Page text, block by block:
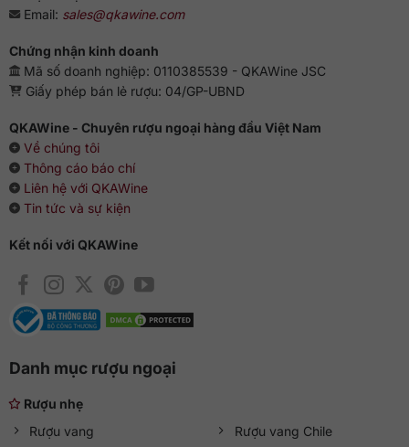
quan trọng.
Tiệc sang trọng
khai trương quy mô lớn.
Sưu tầm: Gold Line là viên ngọc quý cho bộ sưu tập
vodka cao cấp của bất kỳ ai.
Ngoài Gold Line,QKAWinephân phối chính hãng đầy đủ
các dòng sản phẩm rượu Vodka Beluga tại Việt Nam
giá cạnh tranh cùng nhiều uư đãi hấp dẫn. Tham khảo thêm:
Bảng giá rượu Vodka Beluga Gold Line mới nhất
Bảng thông tin chi tiết sản phẩm rượu
Vodka Beluga Gold Line 700ml
THÔNG TIN
Xuất xứ
Thương hiệu
Loại rượu
Nguyên liệu chính Lúa mì, mạch nha, nước ngầm Siberia
Email: sales@qkawine.com
Chứng nhận kinh doanh
Mã số doanh nghiệp: 0110385539 - QKAWine JSC
Giấy phép bán lẻ rượu: 04/GP-UBND
QKAWine - Chuyên rượu ngoại hàng đầu Việt Nam
Về chúng tôi
Thông cáo báo chí
Liên hệ với QKAWine
Tin tức và sự kiện
Kết nối với QKAWine
Danh mục rượu ngoại
Rượu nhẹ
Rượu vang
Rượu vang Chile